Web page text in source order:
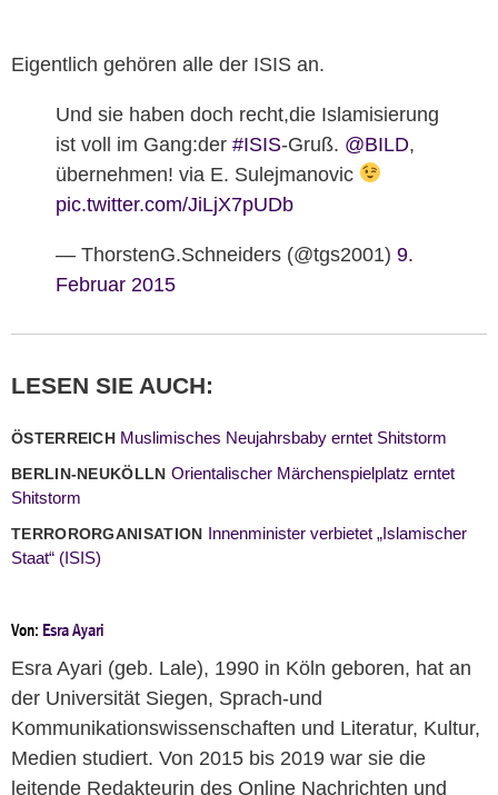
Eigentlich gehören alle der ISIS an.
Und sie haben doch recht,die Islamisierung
ist voll im Gang:der #ISIS-Gruß. @BILD,
übernehmen! via E. Sulejmanovic
pic.twitter.com/JiLjX7pUDb
— ThorstenG.Schneiders (@tgs2001) 9.
Februar 2015
LESEN SIE AUCH:
ÖSTERREICH Muslimisches Neujahrsbaby erntet Shitstorm
BERLIN-NEUKÖLLN Orientalischer Märchenspielplatz erntet
Shitstorm
TERRORORGANISATION Innenminister verbietet „Islamischer
Staat“ (ISIS)
Von: Esra Ayari
Esra Ayari (geb. Lale), 1990 in Köln geboren, hat an
der Universität Siegen, Sprach-und
Kommunikationswissenschaften und Literatur, Kultur,
Medien studiert. Von 2015 bis 2019 war sie die
leitende Redakteurin des Online Nachrichten und